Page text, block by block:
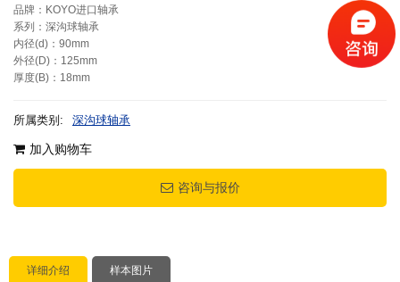
品牌：KOYO进口轴承
系列：深沟球轴承
内径(d)：90mm
外径(D)：125mm
厚度(B)：18mm
所属类别: 深沟球轴承
加入购物车
咨询与报价
详细介绍 样本图片